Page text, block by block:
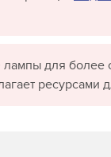
для более
ресурсами